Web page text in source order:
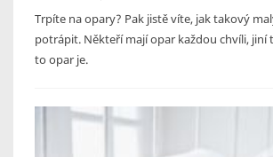
Trpíte na opary? Pak jistě víte, jak takový
potrápit. Někteří mají opar každou chvíli, jiní
to opar je.